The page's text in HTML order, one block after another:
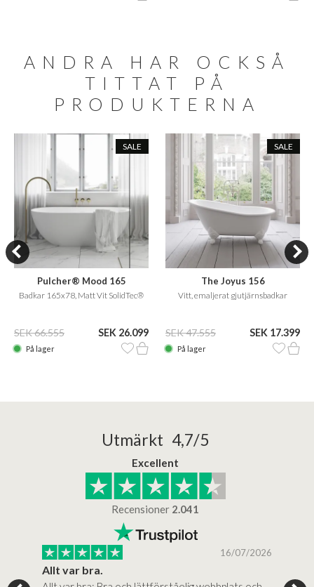
ANDRA HAR OCKSÅ
TITTAT PÅ
PRODUKTERNA
SALE
Pulcher® Mood 165
Badkar 165x78, Matt Vit SolidTec®
SEK 66.555 SEK 26.099
På lager
SALE
The Joyus 156
Vitt, emaljerat gjutjärnsbadkar
SEK 47.555 SEK 17.399
På lager
Utmärkt 4,7/5
Excellent
Recensioner 2.041
16/07/2026
Allt var bra.